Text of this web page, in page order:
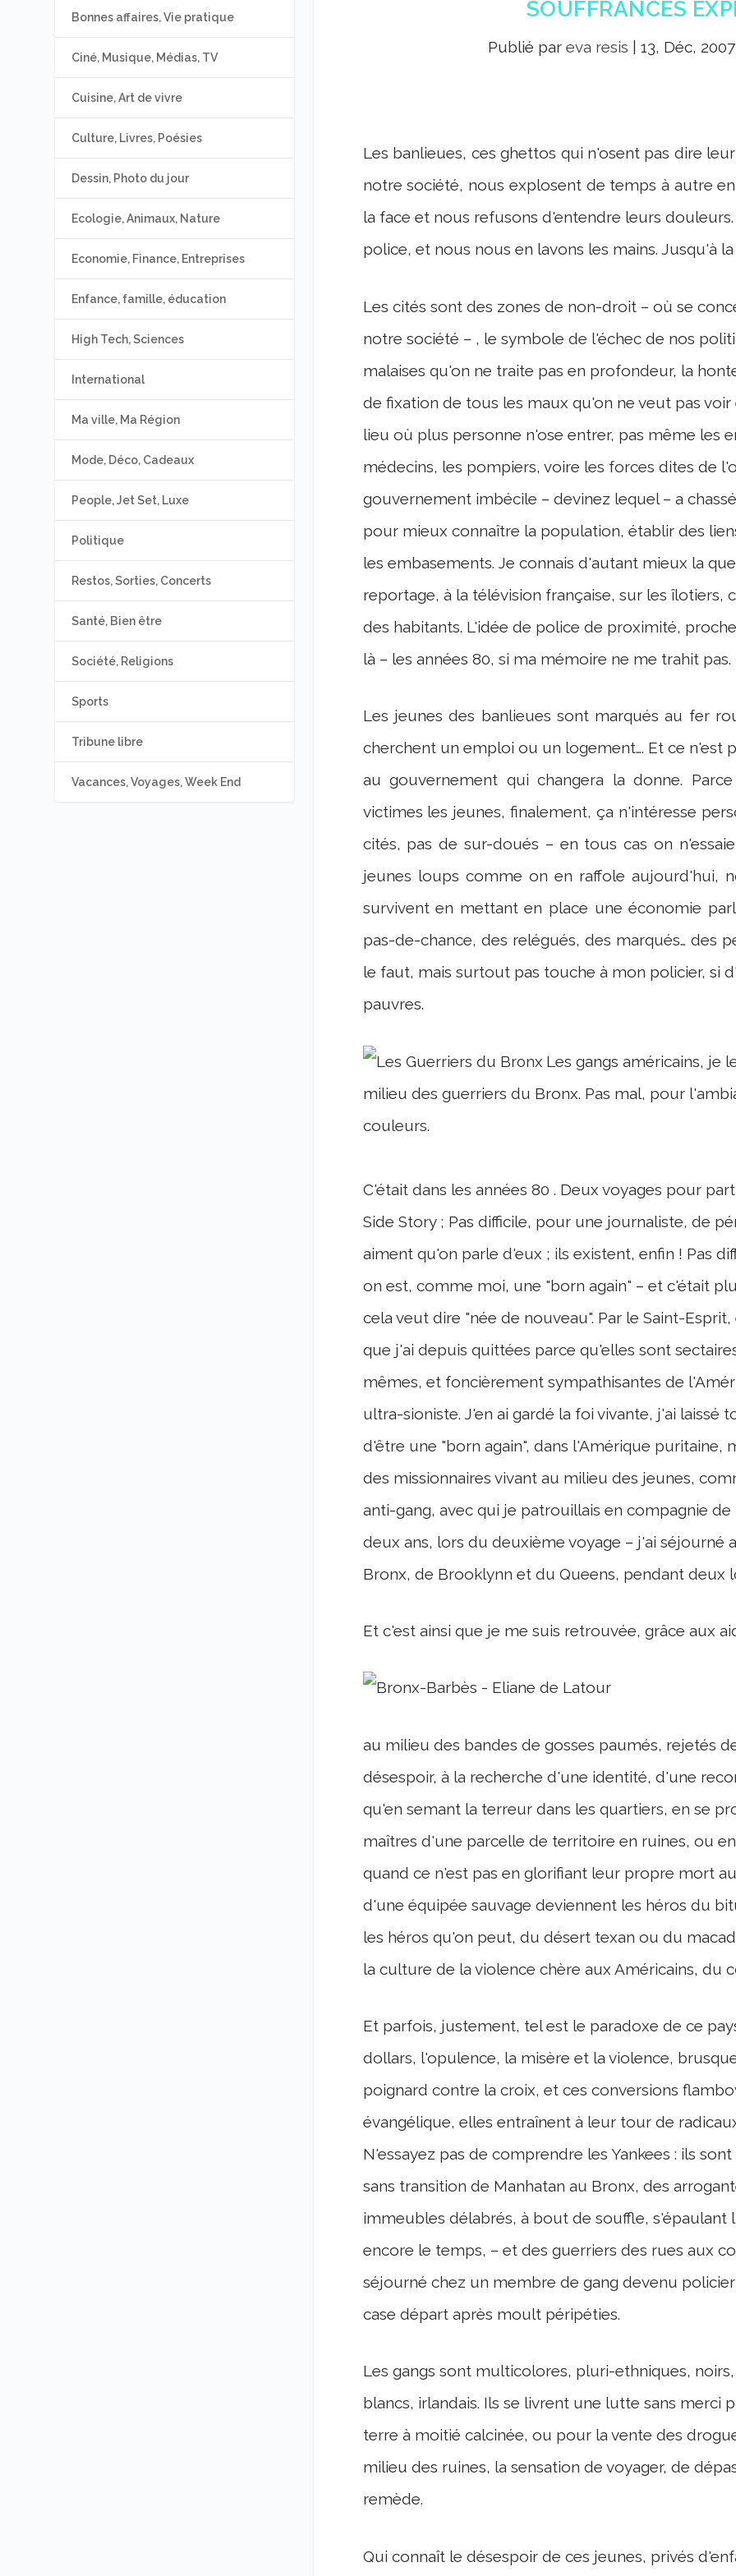
SOUFFRANCES
Publié par eva resis 13, Déc, 2007
Les banlieues, ces ghettos qui n'osent pas dire
notre société, nous explosent de temps à autre
la face et nous refusons d'entendre leurs
police, et nous nous en lavons les mains. Jusqu'à
Les cités sont des zones de non-droit – où se
notre société – , le symbole de l'échec de nos
malaises qu'on ne traite pas en profondeur, la
de fixation de tous les maux qu'on ne veut pas
lieu où plus personne n'ose entrer, pas même les
médecins, les pompiers, voire les forces dites de
gouvernement imbécile – devinez lequel – a
pour mieux connaître la population, établir des
les embasements. Je connais d'autant mieux la
reportage, à la télévision française, sur les îlotiers,
des habitants. L'idée de police de proximité,
là – les années 80, si ma mémoire ne me trahit pas.
Les jeunes des banlieues sont marqués au fer
cherchent un emploi ou un logement…. Et ce n'est
au gouvernement qui changera la donne.
victimes les jeunes, finalement, ça n'intéresse
cités, pas de sur-doués – en tous cas on
jeunes loups comme on en raffole aujourd'hui,
survivent en mettant en place une économie
pas-de-chance, des relégués, des marqués… des
le faut, mais surtout pas touche à mon policier, si
pauvres.
Les gangs américains, je
milieu des guerriers du Bronx. Pas mal, pour
couleurs.
C'était dans les années 80 . Deux voyages pour
Side Story ; Pas difficile, pour une journaliste, de
aiment qu'on parle d'eux ; ils existent, enfin ! Pas
on est, comme moi, une "born again" – et c'était
cela veut dire "née de nouveau". Par le Saint-
que j'ai depuis quittées parce qu'elles sont
mêmes, et foncièrement sympathisantes de
ultra-sioniste. J'en ai gardé la foi vivante, j'ai laissé
d'être une "born again", dans l'Amérique puritaine,
des missionnaires vivant au milieu des jeunes,
anti-gang, avec qui je patrouillais en compagnie
deux ans, lors du deuxième voyage – j'ai séjourné
Bronx, de Brooklynn et du Queens, pendant deux
Et c'est ainsi que je me suis retrouvée, grâce aux
au milieu des bandes de gosses paumés, rejetés
désespoir, à la recherche d'une identité, d'une
qu'en semant la terreur dans les quartiers, en se
maîtres d'une parcelle de territoire en ruines, ou
quand ce n'est pas en glorifiant leur propre mort
d'une équipée sauvage deviennent les héros du
les héros qu'on peut, du désert texan ou du
la culture de la violence chère aux Américains, du
Et parfois, justement, tel est le paradoxe de ce
dollars, l'opulence, la misère et la violence,
poignard contre la croix, et ces conversions
évangélique, elles entraînent à leur tour de
N'essayez pas de comprendre les Yankees : ils
sans transition de Manhatan au Bronx, des
immeubles délabrés, à bout de souffle,
encore le temps, – et des guerriers des rues aux
séjourné chez un membre de gang devenu
case départ après moult péripéties.
Les gangs sont multicolores, pluri-ethniques,
blancs, irlandais. Ils se livrent une lutte sans merci
terre à moitié calcinée, ou pour la vente des
milieu des ruines, la sensation de voyager, de
remède.
Qui connaît le désespoir de ces jeunes, privés
Bonnes affaires, Vie pratique
Ciné, Musique, Médias, TV
Cuisine, Art de vivre
Culture, Livres, Poésies
Dessin, Photo du jour
Ecologie, Animaux, Nature
Economie, Finance, Entreprises
Enfance, famille, éducation
High Tech, Sciences
International
Ma ville, Ma Région
Mode, Déco, Cadeaux
People, Jet Set, Luxe
Politique
Restos, Sorties, Concerts
Santé, Bien être
Société, Religions
Sports
Tribune libre
Vacances, Voyages, Week End